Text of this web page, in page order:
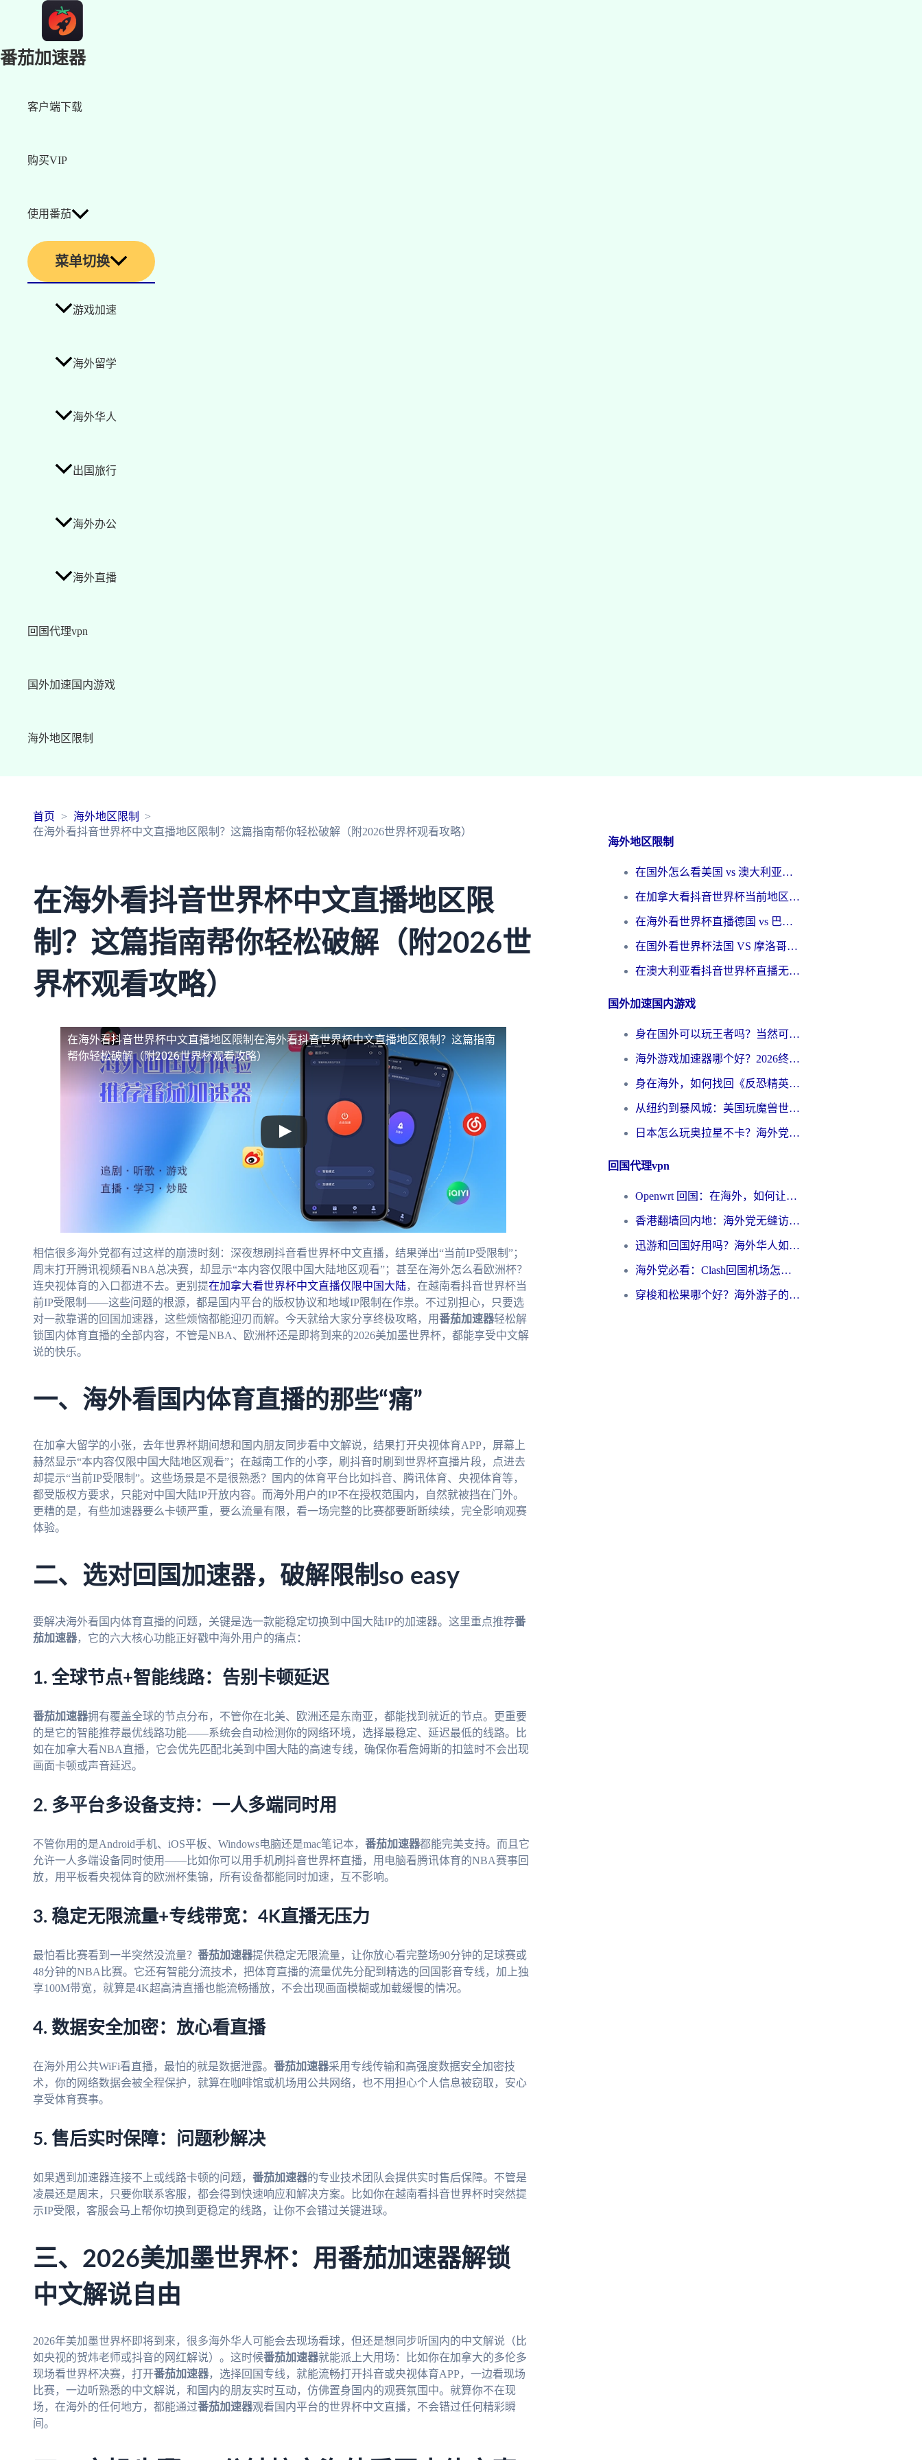
番茄加速器
客户端下载
购买VIP
使用番茄
菜单切换
游戏加速
海外留学
海外华人
出国旅行
海外办公
海外直播
回国代理vpn
国外加速国内游戏
海外地区限制
首页
海外地区限制
在海外看抖音世界杯中文直播地区限制？这篇指南帮你轻松破解（附2026世界杯观看攻略）
在海外看抖音世界杯中文直播地区限
制？这篇指南帮你轻松破解（附2026世
界杯观看攻略）
在海外看抖音世界杯中文直播地区限制 在海外看抖音世界杯中文直播地区限制？这篇指南
帮你轻松破解（附2026世界杯观看攻略）
相信很多海外党都有过这样的崩溃时刻：深夜想刷抖音看世界杯中文直播，结果弹出“当前IP受限制”；
周末打开腾讯视频看NBA总决赛，却显示“本内容仅限中国大陆地区观看”；甚至在海外怎么看欧洲杯？
连央视体育的入口都进不去。更别提在加拿大看世界杯中文直播仅限中国大陆，在越南看抖音世界杯当
前IP受限制——这些问题的根源，都是国内平台的版权协议和地域IP限制在作祟。不过别担心，只要选
对一款靠谱的回国加速器，这些烦恼都能迎刃而解。今天就给大家分享终极攻略，用番茄加速器轻松解
锁国内体育直播的全部内容，不管是NBA、欧洲杯还是即将到来的2026美加墨世界杯，都能享受中文解
说的快乐。
一、海外看国内体育直播的那些“痛”
在加拿大留学的小张，去年世界杯期间想和国内朋友同步看中文解说，结果打开央视体育APP，屏幕上
赫然显示“本内容仅限中国大陆地区观看”；在越南工作的小李，刷抖音时刷到世界杯直播片段，点进去
却提示“当前IP受限制”。这些场景是不是很熟悉？国内的体育平台比如抖音、腾讯体育、央视体育等，
都受版权方要求，只能对中国大陆IP开放内容。而海外用户的IP不在授权范围内，自然就被挡在门外。
更糟的是，有些加速器要么卡顿严重，要么流量有限，看一场完整的比赛都要断断续续，完全影响观赛
体验。
二、选对回国加速器，破解限制so easy
要解决海外看国内体育直播的问题，关键是选一款能稳定切换到中国大陆IP的加速器。这里重点推荐番
茄加速器，它的六大核心功能正好戳中海外用户的痛点：
1. 全球节点+智能线路：告别卡顿延迟
番茄加速器拥有覆盖全球的节点分布，不管你在北美、欧洲还是东南亚，都能找到就近的节点。更重要
的是它的智能推荐最优线路功能——系统会自动检测你的网络环境，选择最稳定、延迟最低的线路。比
如在加拿大看NBA直播，它会优先匹配北美到中国大陆的高速专线，确保你看詹姆斯的扣篮时不会出现
画面卡顿或声音延迟。
2. 多平台多设备支持：一人多端同时用
不管你用的是Android手机、iOS平板、Windows电脑还是mac笔记本， 番茄加速器都能完美支持。而且它
允许一人多端设备同时使用——比如你可以用手机刷抖音世界杯直播，用电脑看腾讯体育的NBA赛事回
放，用平板看央视体育的欧洲杯集锦，所有设备都能同时加速，互不影响。
3. 稳定无限流量+专线带宽：4K直播无压力
最怕看比赛看到一半突然没流量？ 番茄加速器提供稳定无限流量，让你放心看完整场90分钟的足球赛或
48分钟的NBA比赛。它还有智能分流技术，把体育直播的流量优先分配到精选的回国影音专线，加上独
享100M带宽，就算是4K超高清直播也能流畅播放，不会出现画面模糊或加载缓慢的情况。
4. 数据安全加密：放心看直播
在海外用公共WiFi看直播，最怕的就是数据泄露。 番茄加速器采用专线传输和高强度数据安全加密技
术，你的网络数据会被全程保护，就算在咖啡馆或机场用公共网络，也不用担心个人信息被窃取，安心
享受体育赛事。
5. 售后实时保障：问题秒解决
如果遇到加速器连接不上或线路卡顿的问题， 番茄加速器的专业技术团队会提供实时售后保障。不管是
凌晨还是周末，只要你联系客服，都会得到快速响应和解决方案。比如你在越南看抖音世界杯时突然提
示IP受限，客服会马上帮你切换到更稳定的线路，让你不会错过关键进球。
三、2026美加墨世界杯：用番茄加速器解锁
中文解说自由
2026年美加墨世界杯即将到来，很多海外华人可能会去现场看球，但还是想同步听国内的中文解说（比
如央视的贺炜老师或抖音的网红解说）。这时候番茄加速器就能派上大用场：比如你在加拿大的多伦多
现场看世界杯决赛，打开番茄加速器，选择回国专线，就能流畅打开抖音或央视体育APP，一边看现场
比赛，一边听熟悉的中文解说，和国内的朋友实时互动，仿佛置身国内的观赛氛围中。就算你不在现
场，在海外的任何地方，都能通过番茄加速器观看国内平台的世界杯中文直播，不会错过任何精彩瞬
间。
海外地区限制
在国外怎么看美国 vs 澳大利亚世界杯直播？海外党必藏的中文解说观赛指南
在加拿大看抖音世界杯当前地区不可播放？海外党体育观赛终极指南
在海外看世界杯直播德国 vs 巴拉圭当前IP受限制？这篇指南帮你轻松解决地区限制
在国外看世界杯法国 VS 摩洛哥仅限中国大陆？别让地域限制拦下你的欢呼
在澳大利亚看抖音世界杯直播无法播放？海外党体育观赛终极指南来了！
国外加速国内游戏
身在国外可以玩王者吗？当然可以，但你需要这份“加速”指南
海外游戏加速器哪个好？2026终极指南帮你畅玩国服+解决卡顿难题
身在海外，如何找回《反恐精英：全球攻势》国服的丝滑手感？一份给你的终极指南
从纽约到暴风城：美国玩魔兽世界，如何找到你的最佳网络航线
日本怎么玩奥拉星不卡？海外党国服游戏加速器选择全攻略
回国代理vpn
Openwrt 回国：在海外，如何让家的网络触手可及
香港翻墙回内地：海外党无缝访问国内资源的加速器选择全攻略
迅游和回国好用吗？海外华人如何选择靠谱的回国加速器
海外党必看：Clash回国机场怎么选？一篇搞定无缝访问国内资源的全攻略
穿梭和松果哪个好？海外游子的数字归乡路，到底该怎么选